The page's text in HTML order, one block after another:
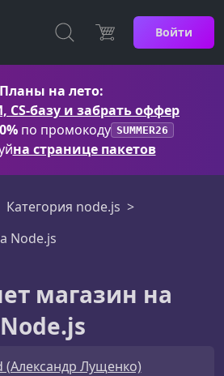
Войти
Планы на лето:
CS-базу и забрать оффер
по промокоду SUMMER26
на странице пакетов
Категория node.js
Node.js
магазин на
Node.js
(Александр Лущенко)